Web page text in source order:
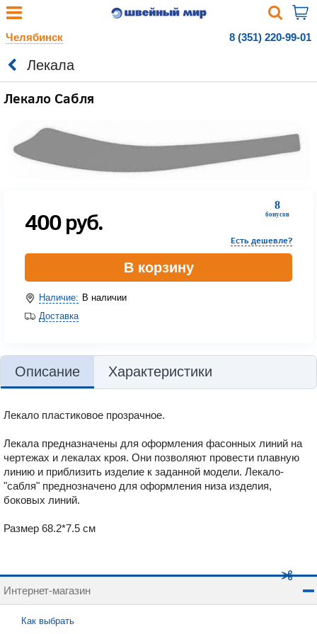
Челябинск 8 (351) 220-99-01
Лекала
Лекало Сабля
8
бонусов
400руб.
Есть дешевле?
В корзину
Наличие: В наличии
Доставка
Описание Характеристики
Лекало пластиковое прозрачное.
Лекала предназначены для оформления фасонных линий на
чертежах и лекалах кроя. Они позволяют провести плавную
линию и приблизить изделие к заданной модели. Лекало-
"сабля" преднозначено для оформления низа изделия,
боковых линий.
Размер 68.2*7.5 см
Интернет-магазин
Как выбрать